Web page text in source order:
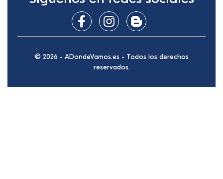
© 2026 - ADondeVamos.es - Todos los derechos
reservados.